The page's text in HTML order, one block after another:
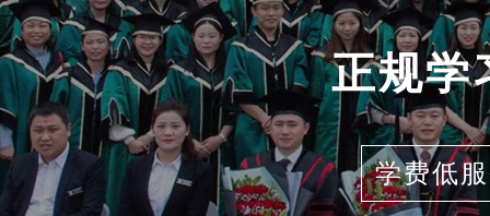
正规学
学费低